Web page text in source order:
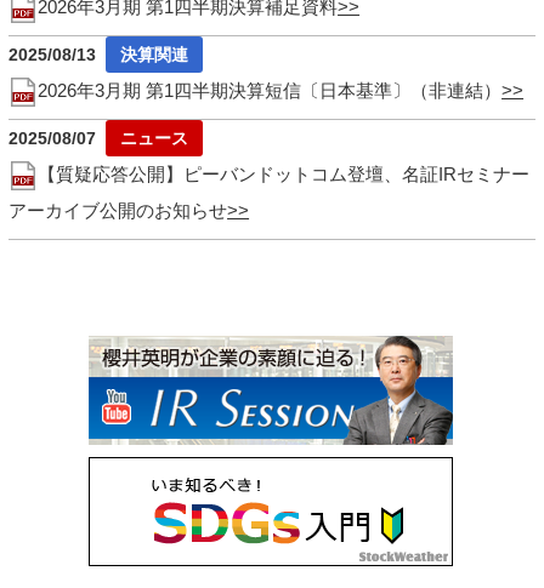
2026年3月期 第1四半期決算補足資料
2025/08/13
2026年3月期 第1四半期決算短信〔日本基準〕（非連結）
2025/08/07
【質疑応答公開】ピーバンドットコム登壇、名証IRセミナー
アーカイブ公開のお知らせ